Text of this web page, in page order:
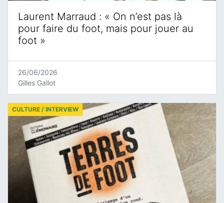
Laurent Marraud : « On n’est pas là
pour faire du foot, mais pour jouer au
foot »
26/06/2026
Gilles Gallot
CULTURE / INTERVIEW